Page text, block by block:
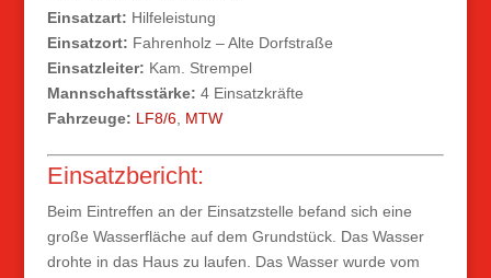
Einsatzart: Hilfeleistung
Einsatzort: Fahrenholz – Alte Dorfstraße
Einsatzleiter: Kam. Strempel
Mannschaftsstärke: 4 Einsatzkräfte
Fahrzeuge: LF8/6, MTW
Einsatzbericht:
Beim Eintreffen an der Einsatzstelle befand sich eine
große Wasserfläche auf dem Grundstück. Das Wasser
drohte in das Haus zu laufen. Das Wasser wurde vom